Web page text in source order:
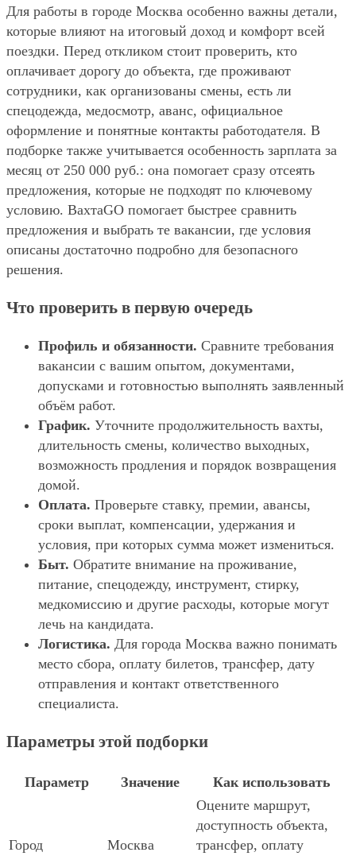
Для работы в городе Москва особенно важны детали,
которые влияют на итоговый доход и комфорт всей
поездки. Перед откликом стоит проверить, кто
оплачивает дорогу до объекта, где проживают
сотрудники, как организованы смены, есть ли
спецодежда, медосмотр, аванс, официальное
оформление и понятные контакты работодателя. В
подборке также учитывается особенность зарплата за
месяц от 250 000 руб.: она помогает сразу отсеять
предложения, которые не подходят по ключевому
условию. ВахтаGO помогает быстрее сравнить
предложения и выбрать те вакансии, где условия
описаны достаточно подробно для безопасного
решения.
Что проверить в первую очередь
Профиль и обязанности. Сравните требования
вакансии с вашим опытом, документами,
допусками и готовностью выполнять заявленный
объём работ.
График. Уточните продолжительность вахты,
длительность смены, количество выходных,
возможность продления и порядок возвращения
домой.
Оплата. Проверьте ставку, премии, авансы,
сроки выплат, компенсации, удержания и
условия, при которых сумма может измениться.
Быт. Обратите внимание на проживание,
питание, спецодежду, инструмент, стирку,
медкомиссию и другие расходы, которые могут
лечь на кандидата.
Логистика. Для города Москва важно понимать
место сбора, оплату билетов, трансфер, дату
отправления и контакт ответственного
специалиста.
Параметры этой подборки
Параметр Значение Как использовать
Город Москва
Оцените маршрут,
доступность объекта,
трансфер, оплату